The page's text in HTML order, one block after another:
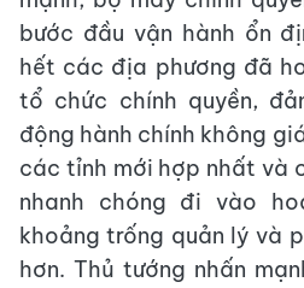
bước đầu vận hành ổn
hết các địa phương đã
tổ chức chính quyền,
động hành chính không
các tỉnh mới hợp nhất và
nhanh chóng đi vào
khoảng trống quản lý và
hơn. Thủ tướng nhấn